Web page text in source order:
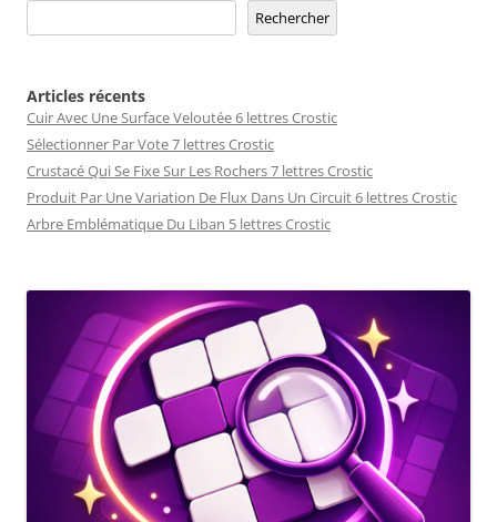
Rechercher
Articles récents
Cuir Avec Une Surface Veloutée 6 lettres Crostic
Sélectionner Par Vote 7 lettres Crostic
Crustacé Qui Se Fixe Sur Les Rochers 7 lettres Crostic
Produit Par Une Variation De Flux Dans Un Circuit 6 lettres Crostic
Arbre Emblématique Du Liban 5 lettres Crostic